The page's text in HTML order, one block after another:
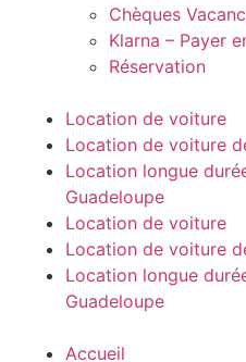
Chèques
Klarna – Payer
Réservation
Location de voiture
Location de voiture
Location longue
Guadeloupe
Location de voiture
Location de voiture
Location longue
Guadeloupe
Accueil